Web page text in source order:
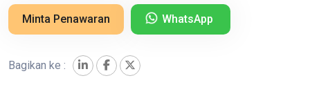
Minta Penawaran WhatsApp
Bagikan ke :